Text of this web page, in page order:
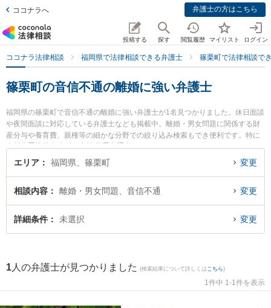
ココナラへ 弁護士の方はこちら
投稿する 探す 閲覧履歴 マイリスト ログイン
ココナラ法律相談 福岡県で法律相談できる弁護士 篠栗町で法律相談で
篠栗町の音信不通の離婚に強い弁護士
福岡県の篠栗町で音信不通の離婚に強い弁護士が1名見つかりました。休日面談
や夜間面談に対応している弁護士なども掲載中。離婚・男女問題に関係する財
産分与や養育費、親権等の細かな分野での絞り込み検索もでき便利です。特に
𠮷村俊吾法律事務所の𠮷村 俊吾弁護士のプロフィール情報や弁護士費用、強み
などが注目されています。『篠栗町で土日や夜間に発生した音信不通の離婚の
律相談できる篠栗町内の弁護士に相談予約したい』などでお困りの相談者さん
におすすめです。
エリア 福岡県、篠栗町 変更
相談内容 離婚・男女問題、音信不通 変更
詳細条件 未選択 変更
1 人の弁護士が見つかりました (検索結果について詳しくは こちら)
1件中 1-1件を表示